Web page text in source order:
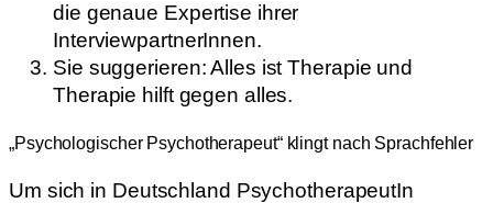
die genaue Expertise ihrer
InterviewpartnerInnen.
Sie suggerieren: Alles ist Therapie und
Therapie hilft gegen alles.
„Psychologischer Psychotherapeut“ klingt nach Sprachfehler
Um sich in Deutschland PsychotherapeutIn